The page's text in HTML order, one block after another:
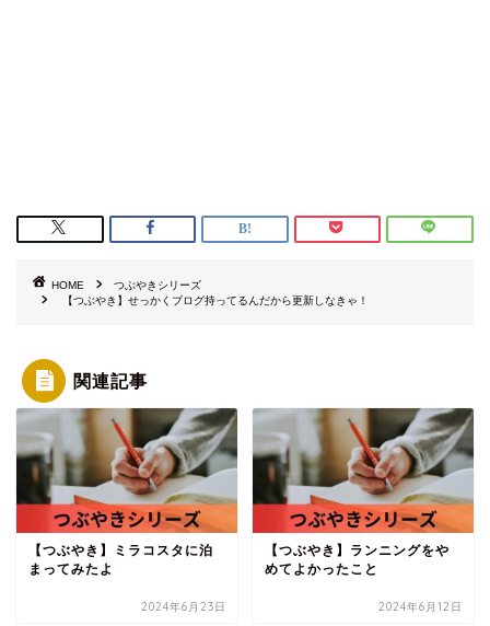
HOME
つぶやきシリーズ
【つぶやき】せっかくブログ持ってるんだから更新しなきゃ！
関連記事
【つぶやき】ミラコスタに泊
まってみたよ
2024年6月23日
【つぶやき】ランニングをや
めてよかったこと
2024年6月12日